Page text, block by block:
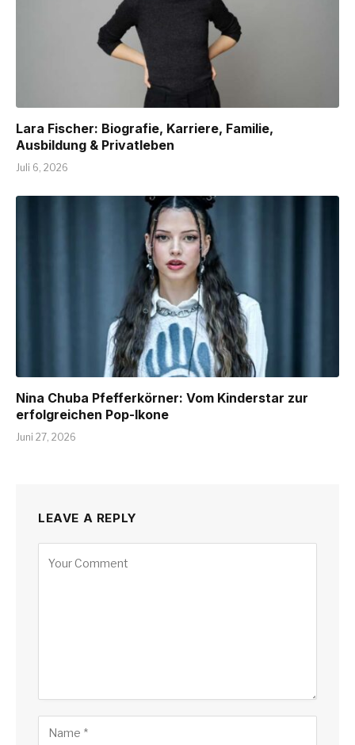
Lara Fischer: Biografie, Karriere, Familie,
Ausbildung & Privatleben
Juli 6, 2026
Nina Chuba Pfefferkörner: Vom Kinderstar zur
erfolgreichen Pop-Ikone
Juni 27, 2026
LEAVE A REPLY